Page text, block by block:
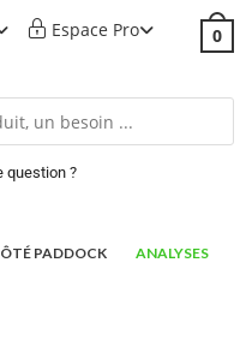
Espace Pro 0
question ?
PADDOCK ANALYSES